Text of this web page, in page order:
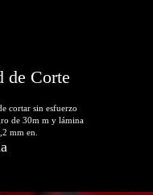
de Corte
cortar sin esfuerzo
de 30m m y lámina
mm en.